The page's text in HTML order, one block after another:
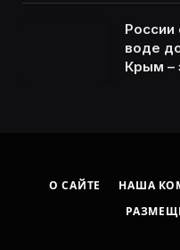
России
воде
Крым –
О САЙТЕ НАША